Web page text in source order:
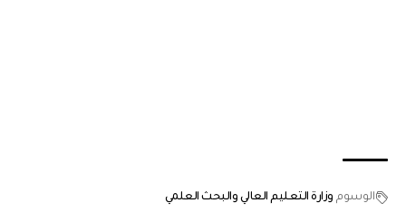
الوسوم وزارة التعليم العالي والبحث العلمي